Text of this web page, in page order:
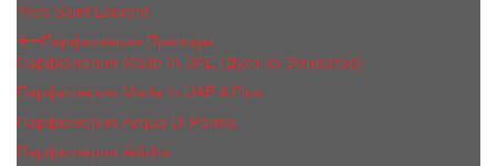
Yves Saint Laurent
Парфюмерия Премиум
Парфюмерия Made In UAE (Духи из Эмиратов)
Парфюмерия Made In UAE A Plus
Парфюмерия Acqua Di Parma
Парфюмерия Adisha